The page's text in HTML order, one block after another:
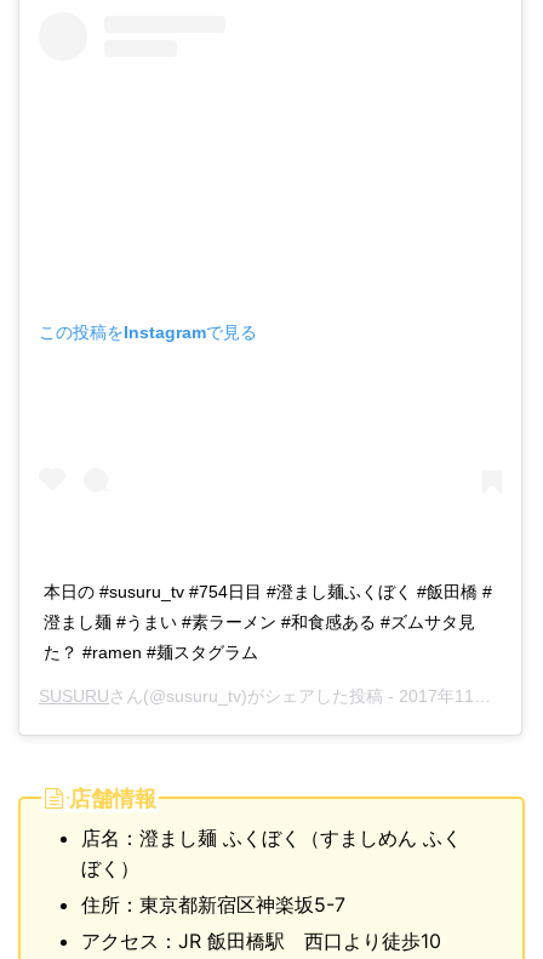
この投稿をInstagramで見る
本日の #susuru_tv #754日目 #澄まし麺ふくぼく #飯田橋 #
澄まし麺 #うまい #素ラーメン #和食感ある #ズムサタ見
た？ #ramen #麺スタグラム
SUSURUさん(@susuru_tv)がシェアした投稿 - 2017年11月月28日午前4時29分PST
店舗情報
店名：澄まし麺 ふくぼく（すましめん ふく
ぼく）
住所：東京都新宿区神楽坂5-7
アクセス：JR 飯田橋駅 西口より徒歩10